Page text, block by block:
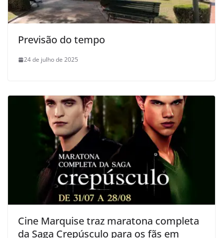
Previsão do tempo
24 de julho de 2025
Cine Marquise traz maratona completa
da Saga Crepúsculo para os fãs em